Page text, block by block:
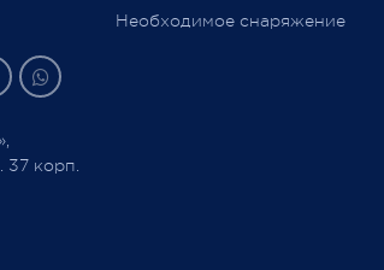
37 корп.
Необходимое снаряжение